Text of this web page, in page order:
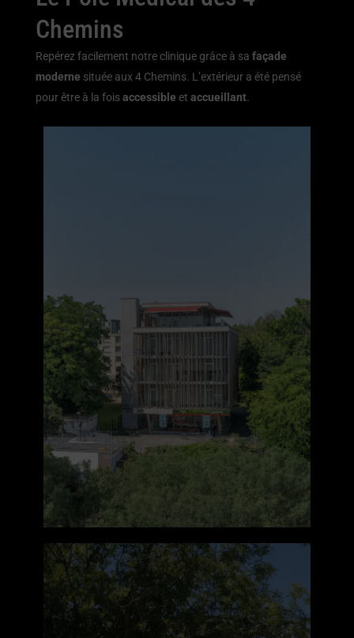
Chemins
Repérez facilement notre clinique grâce à sa façade
moderne située aux 4 Chemins. L’extérieur a été pensé
pour être à la foisaccessible et accueillant.